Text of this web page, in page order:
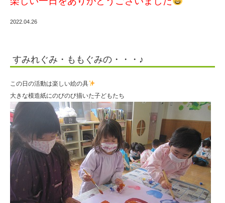
2022.04.26
すみれぐみ・ももぐみの・・・♪
この日の活動は楽しい絵の具
大きな模造紙にのびのび描いた子どもたち